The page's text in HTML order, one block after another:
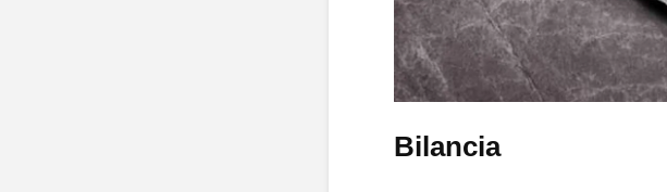
Bilancia